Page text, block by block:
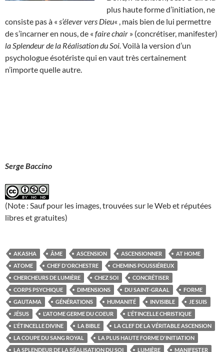
plus haute forme d’initiation, ne
consiste pas à « s’élever vers Dieu« , mais bien de lui permettre
de s’incarner en nous, de « faire chair » (concrétiser, manifester)
la Splendeur de la Réalisation du Soi. Voilà la version d’un
psychologue ésotériste qui en vaut très certainement
n’importe quelle autre.
Serge Baccino
(Note : Sauf pour les images, trouvées sur le Web et réputées
libres et gratuites)
AKASHA ÂME ASCENSION ASCENSIONNER
AT HOME
ATOME
CHEF D'ORCHESTRE
CHEMINS POUSSIÉREUX
CHERCHEURS DE LUMIÈRE
CHEZ SOI
CONCRÉTISER
CORPS PSYCHIQUE
DIMENSIONS DU SAINT-GRAAL
FORME
GAUTAMA
GÉNÉRATIONS HUMANITÉ INVISIBLE
JE SUIS
JÉSUS
L'ATOME GERME DU COEUR
L'ÉTINCELLE CHRISTIQUE
L'ÉTINCELLE DIVINE
LA BIBLE
LA CLEF DE LA VÉRITABLE ASCENSION
LA COUPE DU SANG ROYAL
LA PLUS HAUTE FORME D'INITIATION
LA SPLENDEUR DE LA RÉALISATION DU SOI
LUMIÈRE MANIFESTER